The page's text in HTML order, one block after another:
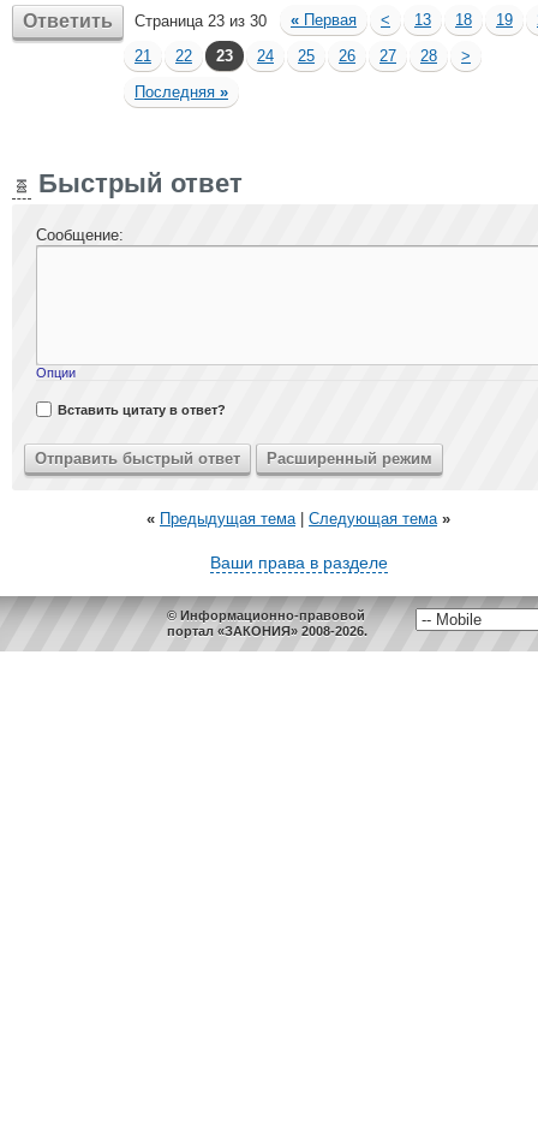
Ответить Страница 23 из 30 « Первая < 13 18 19
21
22 23 24 25 26 27 28
>
Последняя »
Быстрый ответ
Сообщение:
Опции
Вставить цитату в ответ?
« Предыдущая тема| Следующая тема »
Ваши права в разделе
© Информационно-правовой
портал «ЗАКОНИЯ» 2008-2026.